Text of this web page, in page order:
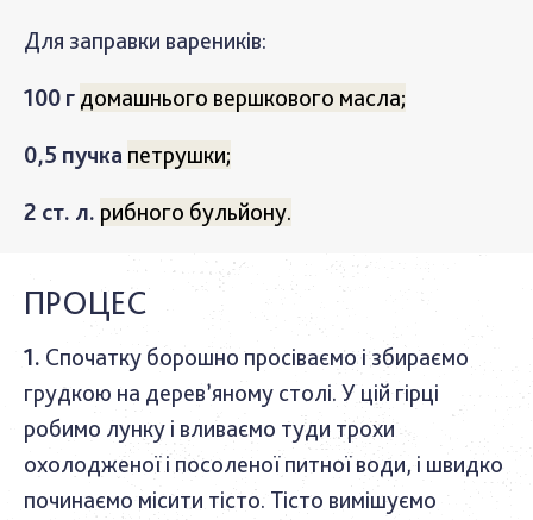
Для заправки вареників:
100 г домашнього вершкового масла;
0,5 пучка петрушки;
2 ст. л. рибного бульйону.
ПРОЦЕС
Спочатку борошно просіваємо і збираємо
грудкою на дерев’яному столі. У цій гірці
робимо лунку і вливаємо туди трохи
охолодженої і посоленої питної води, і швидко
починаємо місити тісто. Тісто вимішуємо